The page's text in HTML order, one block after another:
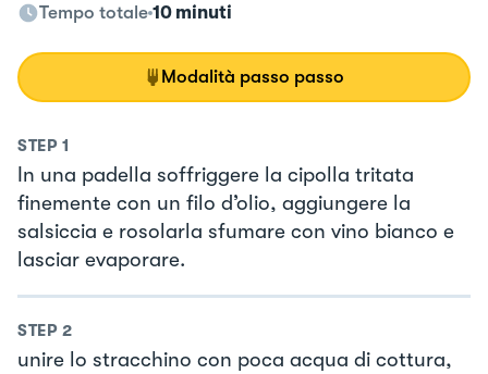
Tempo totale 10 minuti
Modalità passo passo
STEP 1
In una padella soffriggere la cipolla tritata
finemente con un filo d’olio, aggiungere la
salsiccia e rosolarla sfumare con vino bianco e
lasciar evaporare.
STEP 2
unire lo stracchino con poca acqua di cottura,